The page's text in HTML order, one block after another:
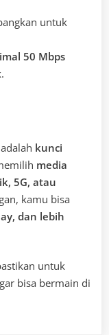
untuk
50 Mbps
kunci
media
5G, atau
kamu bisa
dan lebih
untuk
bisa bermain di